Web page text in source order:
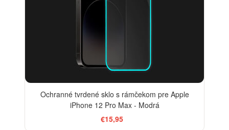
Ochranné tvrdené sklo s rámčekom pre Apple
iPhone 12 Pro Max - Modrá
€15,95